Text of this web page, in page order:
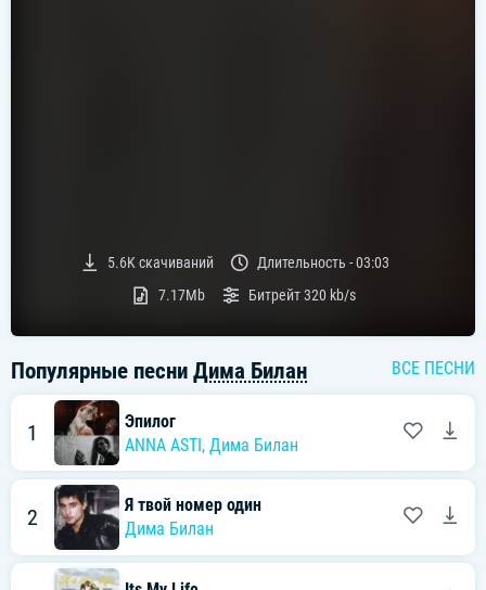
5.6Kскачиваний Длительность -03:03
7.17Mb
Битрейт320 kb/s
Популярные песни Дима Билан ВСЕ ПЕСНИ
1
Эпилог
ANNA ASTI, Дима Билан
2
Я твой номер один
Дима Билан